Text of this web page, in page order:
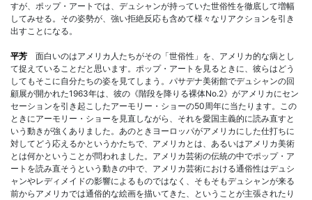
すが、ポップ・アートでは、デュシャンが持っていた世俗性を徹底して増幅
してみせる。その姿勢が、強い拒絶反応も含めて様々なリアクションを引き
出すことになる。
平芳 面白いのはアメリカ人たちがその「世俗性」を、アメリカ的な病とし
て捉えていることだと思います。ポップ・アートを見るときに、彼らはどう
してもそこに自分たちの姿を見てしまう。パサデナ美術館でデュシャンの回
顧展が開かれた1963年は、彼の《階段を降りる裸体No.2》がアメリカにセン
セーションを引き起こしたアーモリー・ショーの50周年に当たります。この
ときにアーモリー・ショーを見直しながら、それを愛国主義的に読み直すと
いう動きが強くありました。あのときヨーロッパがアメリカにした仕打ちに
対してどう応えるかというかたちで、アメリカとは、あるいはアメリカ美術
とは何かということが問われました。アメリカ芸術の伝統の中でポップ・ア
ートを読み直そうという動きの中で、アメリカ芸術における通俗性はデュシ
ャンやレディメイドの影響によるものではなく、そもそもデュシャンが来る
前からアメリカでは通俗的な絵画を描いてきた、ということが主張されたり